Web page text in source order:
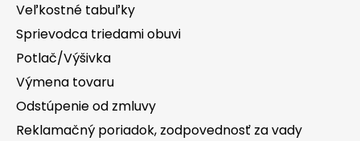
Veľkostné tabuľky
Sprievodca triedami obuvi
Potlač/Výšivka
Výmena tovaru
Odstúpenie od zmluvy
Reklamačný poriadok, zodpovednosť za vady